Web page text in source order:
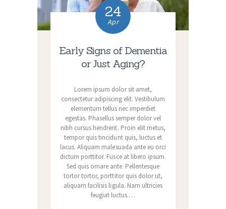
24
Apr
Early Signs of Dementia
or Just Aging?
Lorem ipsum dolor sit amet,
consectetur adipiscing elit. Vestibulum
elementum tellus nec imperdiet
egestas. Phasellus semper dolor vel
nibh cursus hendrerit. Proin elit metus,
tempor quis tincidunt quis, luctus et
lacus. Aliquam malesuada ante eu orci
dictum porttitor. Fusce at libero ipsum.
Sed quis ornare ante. Pellentesque
tortor tortor, porttitor quis dolor ut,
aliquam facilisis ligula. Nam ultricies
feugiat luctus.…